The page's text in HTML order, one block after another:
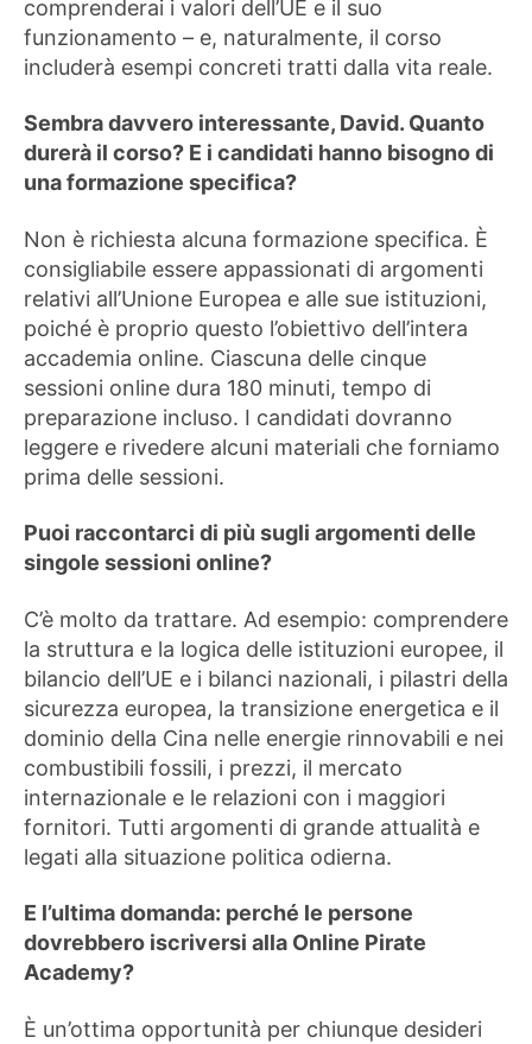
comprenderai i valori dell’UE e il suo
funzionamento – e, naturalmente, il corso
includerà esempi concreti tratti dalla vita reale.
Sembra davvero interessante, David. Quanto
durerà il corso? E i candidati hanno bisogno di
una formazione specifica?
Non è richiesta alcuna formazione specifica. È
consigliabile essere appassionati di argomenti
relativi all’Unione Europea e alle sue istituzioni,
poiché è proprio questo l’obiettivo dell’intera
accademia online. Ciascuna delle cinque
sessioni online dura 180 minuti, tempo di
preparazione incluso. I candidati dovranno
leggere e rivedere alcuni materiali che forniamo
prima delle sessioni.
Puoi raccontarci di più sugli argomenti delle
singole sessioni online?
C’è molto da trattare. Ad esempio: comprendere
la struttura e la logica delle istituzioni europee, il
bilancio dell’UE e i bilanci nazionali, i pilastri della
sicurezza europea, la transizione energetica e il
dominio della Cina nelle energie rinnovabili e nei
combustibili fossili, i prezzi, il mercato
internazionale e le relazioni con i maggiori
fornitori. Tutti argomenti di grande attualità e
legati alla situazione politica odierna.
E l’ultima domanda: perché le persone
dovrebbero iscriversi alla Online Pirate
Academy?
È un’ottima opportunità per chiunque desideri